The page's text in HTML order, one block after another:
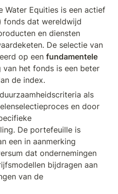
Water Equities is een actief
fonds dat wereldwijd
en diensten
De selectie van
op een fundamentele
van het fonds is een beter
de index.
als
en door
De portefeuille is
een in aanmerking
dat ondernemingen
bijdragen aan
van de